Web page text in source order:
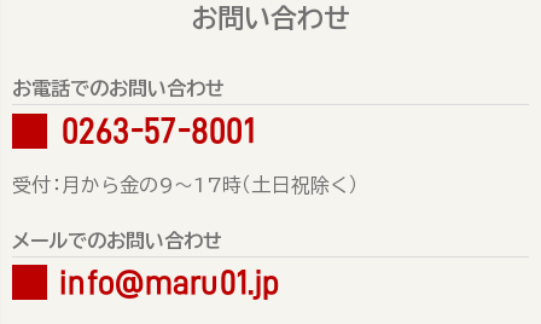
お問い合わせ
お電話でのお問い合わせ
0263-57-8001
受付：月から金の9～17時（土日祝除く）
メールでのお問い合わせ
info@maru01.jp